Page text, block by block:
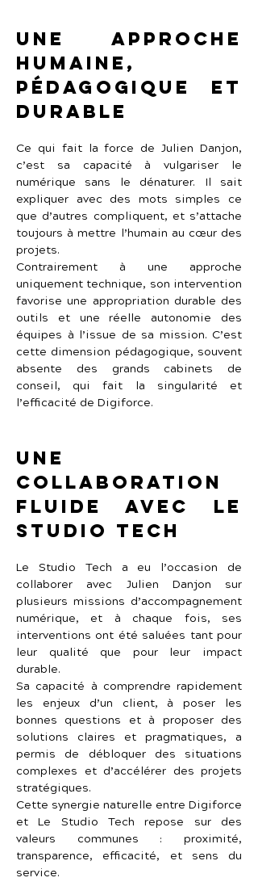
Une approche
humaine,
pédagogique et
durable
Ce qui fait la force de Julien Danjon,
c’est sa capacité à vulgariser le
numérique sans le dénaturer. Il sait
expliquer avec des mots simples ce
que d’autres compliquent, et s’attache
toujours à mettre l’humain au cœur des
projets.
Contrairement à une approche
uniquement technique, son intervention
favorise une appropriation durable des
outils et une réelle autonomie des
équipes à l’issue de sa mission. C’est
cette dimension pédagogique, souvent
absente des grands cabinets de
conseil, qui fait la singularité et
l’efficacité de Digiforce.
Une
collaboration
fluide avec Le
Studio Tech
Le Studio Tech a eu l’occasion de
collaborer avec Julien Danjon sur
plusieurs missions d’accompagnement
numérique, et à chaque fois, ses
interventions ont été saluées tant pour
leur qualité que pour leur impact
durable.
Sa capacité à comprendre rapidement
les enjeux d’un client, à poser les
bonnes questions et à proposer des
solutions claires et pragmatiques, a
permis de débloquer des situations
complexes et d’accélérer des projets
stratégiques.
Cette synergie naturelle entre Digiforce
et Le Studio Tech repose sur des
valeurs communes : proximité,
transparence, efficacité, et sens du
service.